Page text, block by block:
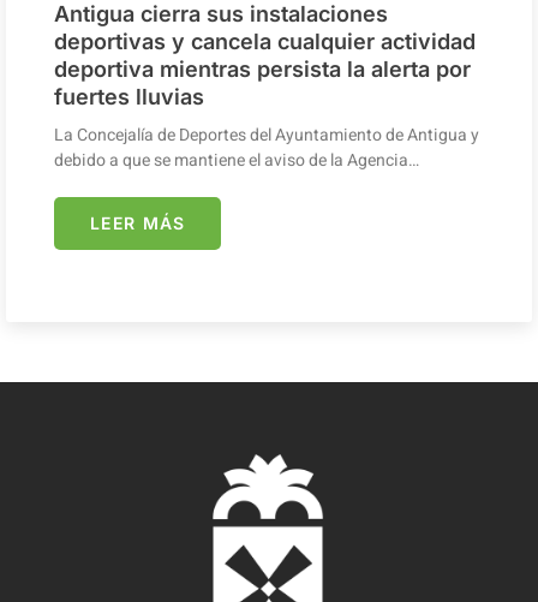
Antigua cierra sus instalaciones
deportivas y cancela cualquier actividad
deportiva mientras persista la alerta por
fuertes lluvias
La Concejalía de Deportes del Ayuntamiento de Antigua y
debido a que se mantiene el aviso de la Agencia…
LEER MÁS